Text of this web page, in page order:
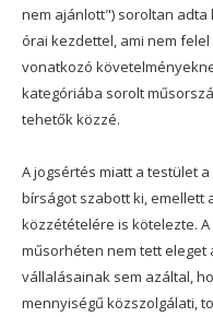
nem ajánlott") soroltan
órai kezdettel, ami nem
vonatkozó
kategóriába sorolt
tehetők közzé.
A jogsértés miatt a testület
bírságot szabott ki, emellett
közzétételére is kötelezte.
műsorhéten nem tett
vállalásainak sem azáltal,
mennyiségű közszolgálati,